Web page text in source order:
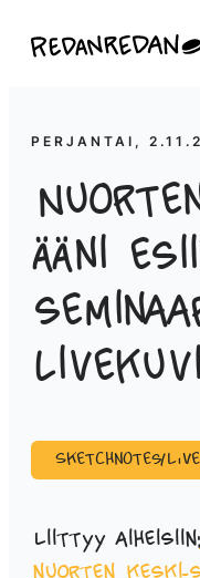
suoraan
Linda Saukko-Rauta, Redanredan Oy
piirrosvideoita
PERJANTAI,
ääni
Sketchnotes/
Liittyy aiheisiin: